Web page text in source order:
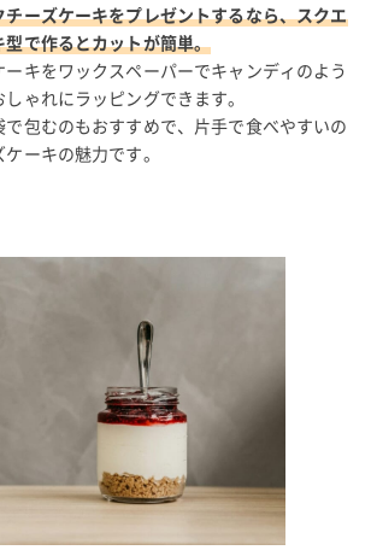
ーズケーキをプレゼントするなら、スクエ
で作るとカットが簡単。
キをワックスペーパーでキャンディのよう
ゃれにラッピングできます。
包むのもおすすめで、片手で食べやすいの
ーキの魅力です。